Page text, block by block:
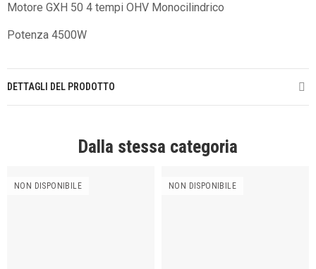
Motore GXH 50 4 tempi OHV Monocilindrico
Potenza 4500W
DETTAGLI DEL PRODOTTO
Dalla stessa categoria
NON DISPONIBILE NON DISPONIBILE